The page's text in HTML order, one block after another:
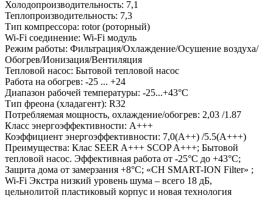
Холодопроизводительность: 7,1
Теплопроизводительность: 7,3
Тип компрессора: rotor (роторный)
Wi-Fi соединение: Wi-Fi модуль
Режим работы: Фильтрация/Охлаждение/Осушение воздуха/
Обогрев/Ионизация/Вентиляция
Тепловой насос: Бытовой тепловой насоc
Работа на обогрев: -25 ... +24
Диапазон рабочей температуры: -25...+43°C
Тип фреона (хладагент): R32
Потребляемая мощность, охлаждение/обогрев: 2,03 /1.87
Класс энергоэффективности: А+++
Коэффициент энергоэффективности: 7,0(А++) /5.5(А+++)
Преимущества: Клас SEER A+++ SCOP A+++; Бытовой
тепловой насос. Эффективная работа от -25°С до +43°C;
Защита дома от замерзания +8°C; «CH SMART-ION Filter» ;
Wi-Fi Экстра низкий уровень шума – всего 18 дБ,
цельнолитой пластиковый корпус и новая технология